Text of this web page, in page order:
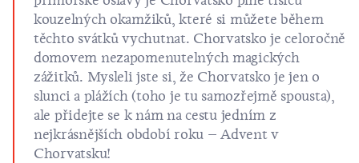
kouzelných okamžiků, které si můžete během
těchto svátků vychutnat. Chorvatsko je celoročně
domovem nezapomenutelných magických
zážitků. Mysleli jste si, že Chorvatsko je jen o
slunci a plážích (toho je tu samozřejmě spousta),
ale přidejte se k nám na cestu jedním z
nejkrásnějších období roku – Advent v
Chorvatsku!